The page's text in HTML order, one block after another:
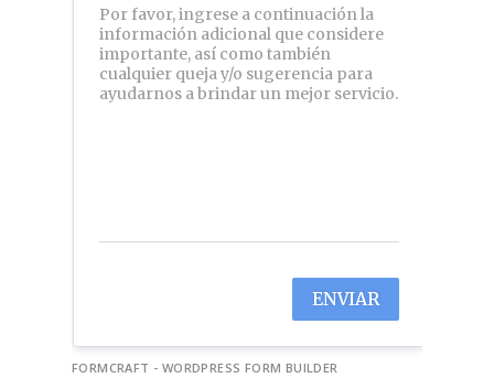
Por favor, ingrese a continuación la
información adicional que considere
importante, así como también
cualquier queja y/o sugerencia para
ayudarnos a brindar un mejor servicio.
ENVIAR
FORMCRAFT - WORDPRESS FORM BUILDER